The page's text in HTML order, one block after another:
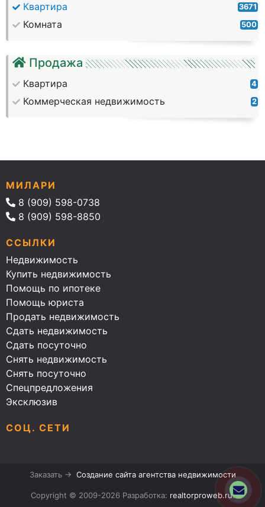
Квартира 3671
Комната 500
Продажа
Квартира 4
Коммерческая недвижимость 2
МИЛАРИ
8 (909) 598-0738
8 (909) 598-8850
ССЫЛКИ
Недвижимость
Купить недвижимость
Помощь по ипотеке
Помощь юриста
Продать недвижимость
Сдать недвижимость
Сдать посуточно
Снять недвижимость
Снять посуточно
Спецпредложения
Эксклюзив
СОЦ. СЕТИ
Заказать → Создание сайта агентства недвижимости
Copyright © 2009-2026 Разработка: realtorproweb.ru.